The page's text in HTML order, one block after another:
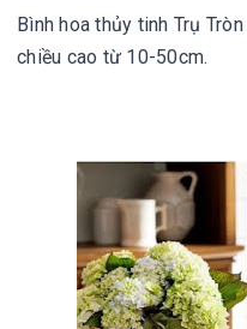
Bình hoa thủy tinh Trụ Tròn
chiều cao từ 10-50cm.